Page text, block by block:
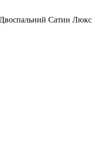
Двоспальний Сатин Люкс